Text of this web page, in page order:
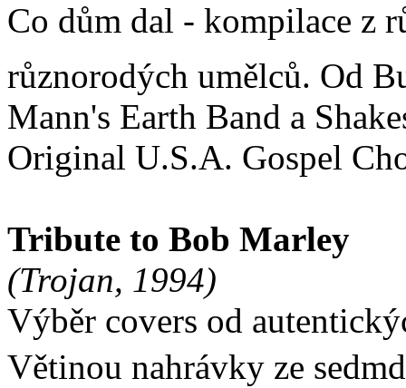
Co dům dal - kompilace z
různorodých umělců. Od
Mann's Earth Band a
Original U.S.A. Gospel
Tribute to Bob Marley
(Trojan, 1994)
Výběr covers od
Větinou nahrávky ze